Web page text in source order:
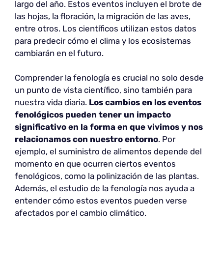
largo del año. Estos eventos incluyen el brote de
las hojas, la floración, la migración de las aves,
entre otros. Los científicos utilizan estos datos
para predecir cómo el clima y los ecosistemas
cambiarán en el futuro.
Comprender la fenología es crucial no solo desde
un punto de vista científico, sino también para
nuestra vida diaria. Los cambios en los eventos
fenológicos pueden tener un impacto
significativo en la forma en que vivimos y nos
relacionamos con nuestro entorno. Por
ejemplo, el suministro de alimentos depende del
momento en que ocurren ciertos eventos
fenológicos, como la polinización de las plantas.
Además, el estudio de la fenología nos ayuda a
entender cómo estos eventos pueden verse
afectados por el cambio climático.